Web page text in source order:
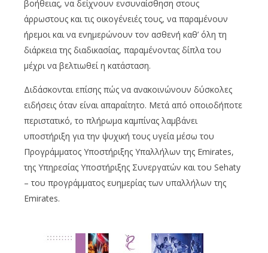
βοήθειας, να δείχνουν ενσυναίσθηση στους
άρρωστους και τις οικογένειές τους, να παραμένουν
ήρεμοι και να ενημερώνουν τον ασθενή καθ’ όλη τη
διάρκεια της διαδικασίας, παραμένοντας δίπλα του
μέχρι να βελτιωθεί η κατάσταση.
Διδάσκονται επίσης πώς να ανακοινώνουν δύσκολες
ειδήσεις όταν είναι απαραίτητο. Μετά από οποιοδήποτε
περιστατικό, το πλήρωμα καμπίνας λαμβάνει
υποστήριξη για την ψυχική τους υγεία μέσω του
Προγράμματος Υποστήριξης Υπαλλήλων της Emirates,
της Υπηρεσίας Υποστήριξης Συνεργατών και του Sehaty
– του προγράμματος ευημερίας των υπαλλήλων της
Emirates.